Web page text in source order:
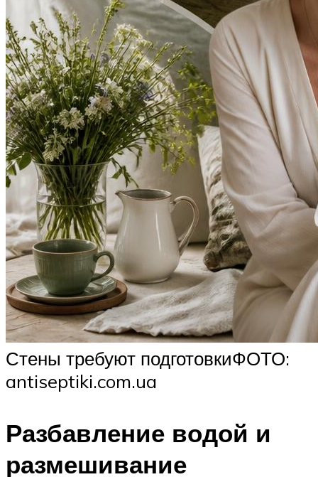
Стены требуют подготовкиФОТО:
antiseptiki.com.ua
Разбавление водой и
размешивание